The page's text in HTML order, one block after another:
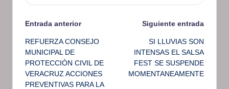
Navegación
de
entradas
Entrada anterior
REFUERZA CONSEJO
MUNICIPAL DE
PROTECCIÓN CIVIL DE
VERACRUZ ACCIONES
PREVENTIVAS PARA LA
Siguiente entrada
SI LLUVIAS SON
INTENSAS EL SALSA
FEST SE SUSPENDE
MOMENTANEAMENTE